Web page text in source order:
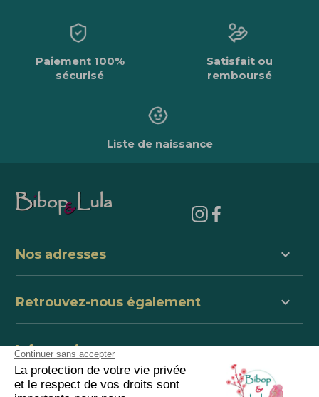
Paiement 100%
sécurisé
Satisfait ou
remboursé
Liste de naissance
Nos adresses keyboard_arrow_down
Retrouvez-nous également keyboard_arrow_down
Informations keyboard_arrow_down